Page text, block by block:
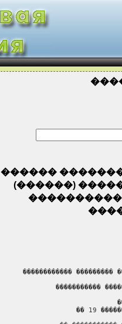
������
(������)